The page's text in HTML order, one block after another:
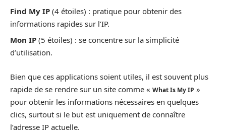
Find My IP (4 étoiles) : pratique pour obtenir des
informations rapides sur l’IP.
Mon IP (5 étoiles) : se concentre sur la simplicité
d’utilisation.
Bien que ces applications soient utiles, il est souvent plus
rapide de se rendre sur un site comme « What Is My IP »
pour obtenir les informations nécessaires en quelques
clics, surtout si le but est uniquement de connaître
l’adresse IP actuelle.